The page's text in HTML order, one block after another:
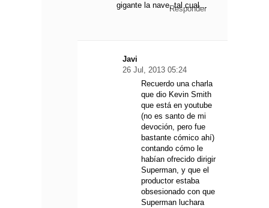
gigante la nave, tal cual…
Responder
Javi
26 Jul, 2013 05:24
Recuerdo una charla
que dio Kevin Smith
que está en youtube
(no es santo de mi
devoción, pero fue
bastante cómico ahí)
contando cómo le
habían ofrecido dirigir
Superman, y que el
productor estaba
obsesionado con que
Superman luchara